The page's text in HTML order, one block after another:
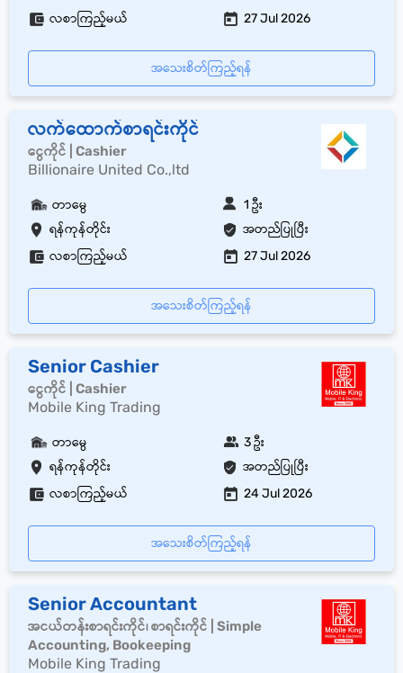
လစာကြည့်မယ် 27 Jul 2026
အသေးစိတ်ကြည့်ရန်
လက်ထောက်စာရင်းကိုင်
ငွေကိုင် | Cashier
Billionaire United Co.,ltd
ရန်ကုန်တိုင်း အတည်ပြုပြီး
တာမွေ 1 ဦး
လစာကြည့်မယ် 27 Jul 2026
အသေးစိတ်ကြည့်ရန်
Senior Cashier
ငွေကိုင် | Cashier
Mobile King Trading
ရန်ကုန်တိုင်း အတည်ပြုပြီး
တာမွေ 3 ဦး
လစာကြည့်မယ် 24 Jul 2026
အသေးစိတ်ကြည့်ရန်
Senior Accountant
အငယ်တန်းစာရင်းကိုင်၊ စာရင်းကိုင် | Simple
Accounting, Bookeeping
Mobile King Trading